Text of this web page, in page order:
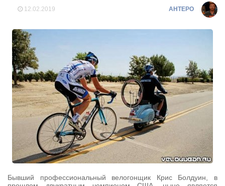
12.02.2019 AHTEPO
Бывший профессиональный велогонщик Крис Болдуин, в